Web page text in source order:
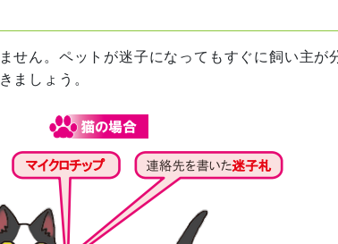
せん。ペットが迷子になってもすぐに飼い主が
ましょう。